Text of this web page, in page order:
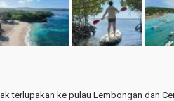
terlupakan ke pulau Lembongan dan